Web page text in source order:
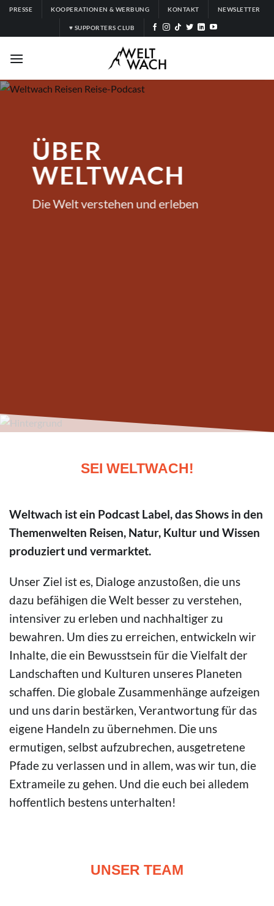
Zum
springen
PRESSE KOOPERATIONEN & WERBUNG KONTAKT NEWSLETTER
♥ SUPPORTERS CLUB
ÜBER
WELTWACH
Die Welt verstehen und erleben
SEI WELTWACH!
Weltwach ist ein Podcast Label, das Shows in den
Themenwelten Reisen, Natur, Kultur und Wissen
produziert und vermarktet.
Unser Ziel ist es, Dialoge anzustoßen, die uns
dazu befähigen die Welt besser zu verstehen,
intensiver zu erleben und nachhaltiger zu
bewahren. Um dies zu erreichen, entwickeln wir
Inhalte, die ein Bewusstsein für die Vielfalt der
Landschaften und Kulturen unseres Planeten
schaffen. Die globale Zusammenhänge aufzeigen
und uns darin bestärken, Verantwortung für das
eigene Handeln zu übernehmen. Die uns
ermutigen, selbst aufzubrechen, ausgetretene
Pfade zu verlassen und in allem, was wir tun, die
Extrameile zu gehen. Und die euch bei alledem
hoffentlich bestens unterhalten!
UNSER TEAM